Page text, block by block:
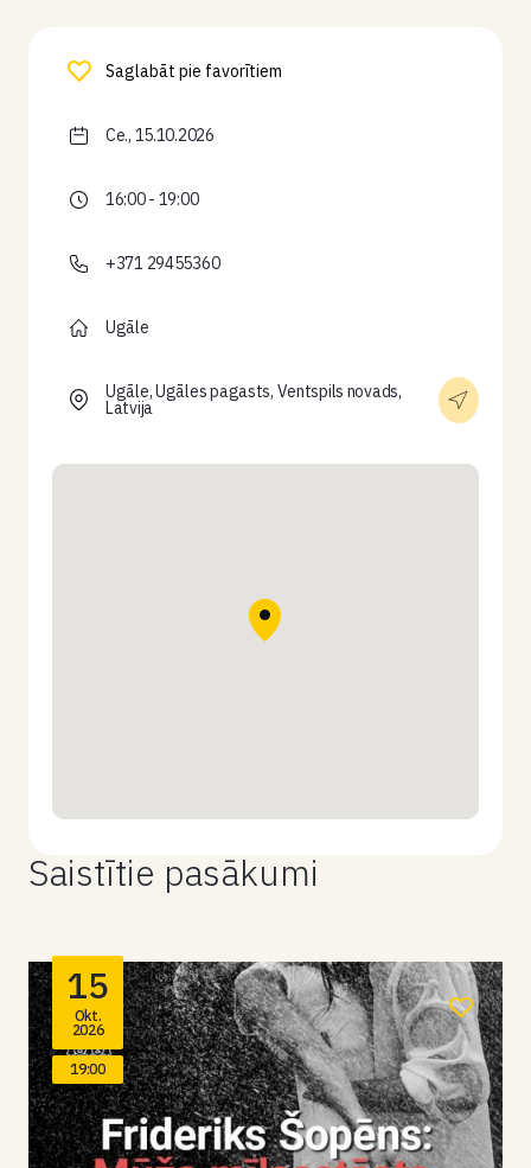
Saglabāt pie favorītiem
Ce., 15.10.2026
16:00 - 19:00
+371 29455360
Ugāle
Ugāle, Ugāles pagasts, Ventspils novads,
Latvija
Saistītie pasākumi
15
Okt.
2026
19:00